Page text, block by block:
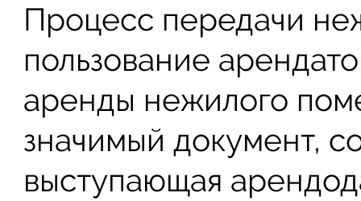
Процесс передачи
пользование
аренды нежилого
значимый документ,
выступающая